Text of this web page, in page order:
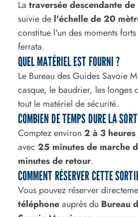
La traversée descendante
suivie de l'échelle de 20
constitue l'un des moments
ferrata.
QUEL MATÉRIEL EST FOURNI ?
Le Bureau des Guides Savoie
casque, le baudrier, les longes
tout le matériel de sécurité.
COMBIEN DE TEMPS DURE LA
Comptez environ 2 à 3 heures
avec 25 minutes de marche
minutes de retour.
COMMENT RÉSERVER CETTE
Vous pouvez réserver
téléphoneauprès du Bureau